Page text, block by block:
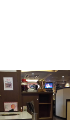
に慣れていくこ